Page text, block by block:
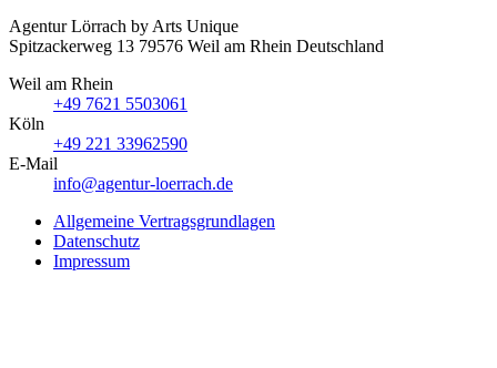
Agentur Lörrach by Arts Unique
Spitzackerweg 13 79576 Weil am Rhein Deutschland
Weil am Rhein
+49 7621 5503061
Köln
+49 221 33962590
E-Mail
info@agentur-loerrach.de
Allgemeine Vertragsgrundlagen
Datenschutz
Impressum